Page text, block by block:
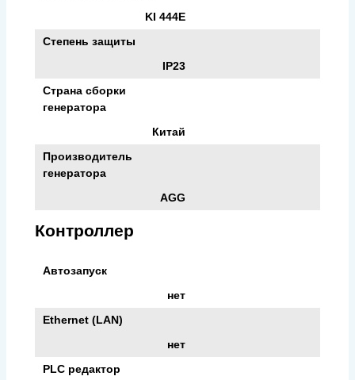
KI 444E
Степень защиты
IP23
Страна сборки
генератора
Китай
Производитель
генератора
AGG
Контроллер
Автозапуск
нет
Ethernet (LAN)
нет
PLC редактор